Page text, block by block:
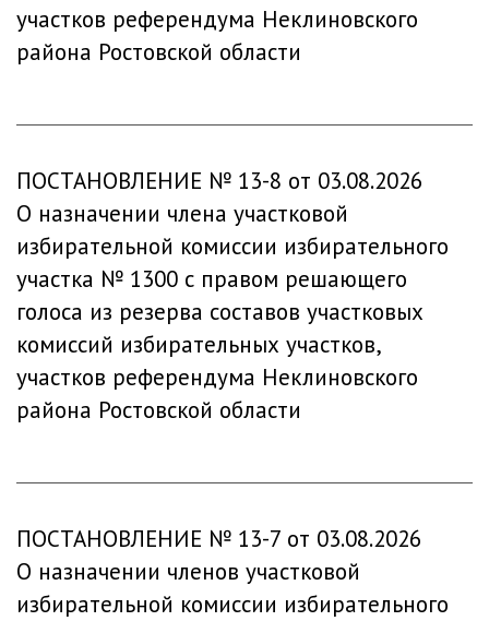
участков референдума Неклиновского
района Ростовской области
ПОСТАНОВЛЕНИЕ № 13-8 от 03.08.2026
О назначении члена участковой
избирательной комиссии избирательного
участка № 1300 с правом решающего
голоса из резерва составов участковых
комиссий избирательных участков,
участков референдума Неклиновского
района Ростовской области
ПОСТАНОВЛЕНИЕ № 13-7 от 03.08.2026
О назначении членов участковой
избирательной комиссии избирательного